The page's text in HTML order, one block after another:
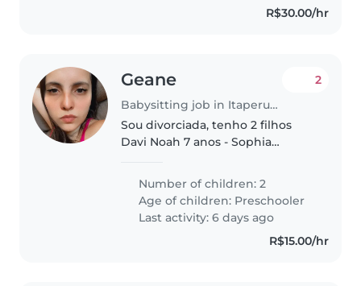
R$30.00/hr
Geane
Babysitting job in Itaperuna
2
Sou divorciada, tenho 2 filhos
Davi Noah 7 anos - Sophia
sozinhos
Number of children: 2
Age of children: Preschooler
Last activity: 6 days ago
R$15.00/hr